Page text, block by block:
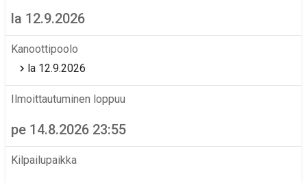
la 12.9.2026
Kanoottipoolo
la 12.9.2026
Ilmoittautuminen loppuu
pe 14.8.2026 23:55
Kilpailupaikka